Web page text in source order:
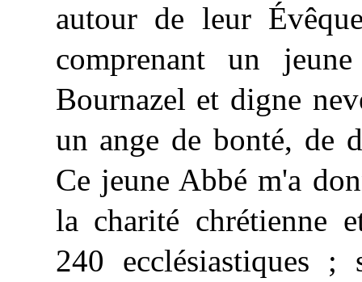
autour de leur
comprenant un
Bournazel et digne
un ange de bonté, de
Ce jeune Abbé m'a
la charité chrétienne
240 ecclésiastiques ;